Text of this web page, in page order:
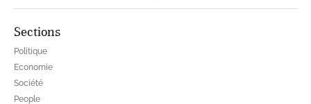
Sections
Politique
Economie
Société
People